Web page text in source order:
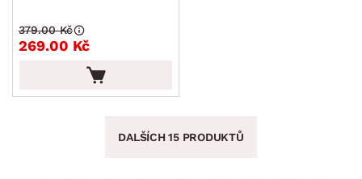
269.00 Kč
379.00 Kč
DALŠÍCH 15 PRODUKTŮ